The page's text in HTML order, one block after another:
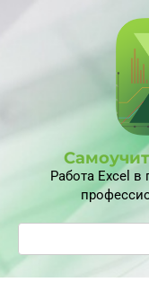
Работа Excel в
Поиск: